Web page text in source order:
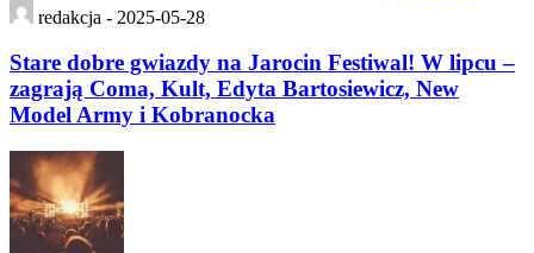
redakcja - 2025-05-28
Stare dobre gwiazdy na Jarocin Festiwal! W lipcu –
zagrają Coma, Kult, Edyta Bartosiewicz, New
Model Army i Kobranocka